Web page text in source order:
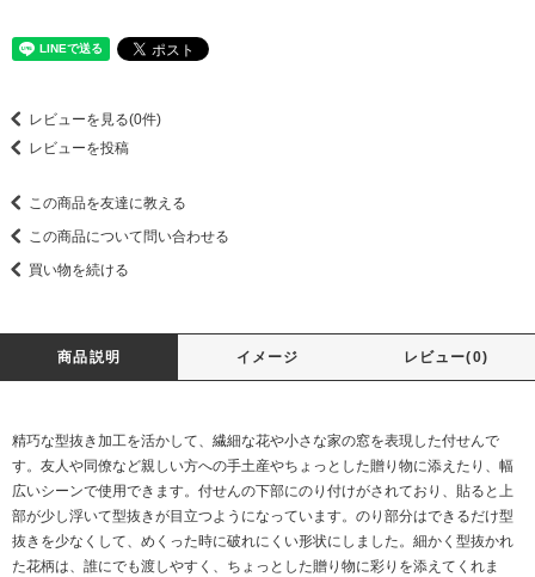
レビューを見る(0件)
レビューを投稿
この商品を友達に教える
この商品について問い合わせる
買い物を続ける
商品説明 イメージ レビュー(0)
精巧な型抜き加工を活かして、繊細な花や小さな家の窓を表現した付せんで
す。友人や同僚など親しい方への手土産やちょっとした贈り物に添えたり、幅
広いシーンで使用できます。付せんの下部にのり付けがされており、貼ると上
部が少し浮いて型抜きが目立つようになっています。のり部分はできるだけ型
抜きを少なくして、めくった時に破れにくい形状にしました。細かく型抜かれ
た花柄は、誰にでも渡しやすく、ちょっとした贈り物に彩りを添えてくれま